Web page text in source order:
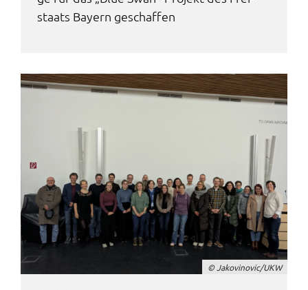
staats Bayern geschaf­fen
© Jako­vi­no­vic/UKW